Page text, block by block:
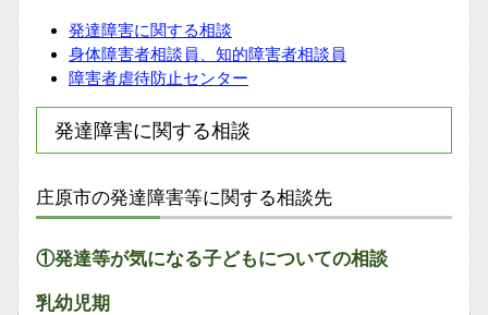
発達障害に関する相談
身体障害者相談員、知的障害者相談員
障害者虐待防止センター
発達障害に関する相談
庄原市の発達障害等に関する相談先
①発達等が気になる子どもについての相談
乳幼児期